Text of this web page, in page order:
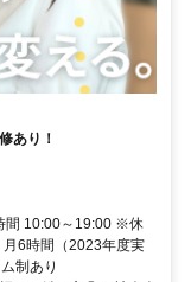
あり！
間 10:00～19:00 ※休
6時間（2023年度実
制あり